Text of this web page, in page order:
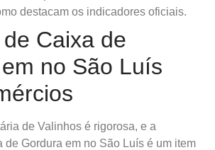
destacam os indicadores oficiais.
Caixa de
no São Luís
de Valinhos é rigorosa, e a
de Gordura em no São Luís é um item